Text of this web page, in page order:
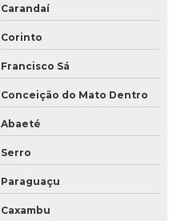
Carandaí
Corinto
Francisco Sá
Conceição do Mato Dentro
Abaeté
Serro
Paraguaçu
Caxambu